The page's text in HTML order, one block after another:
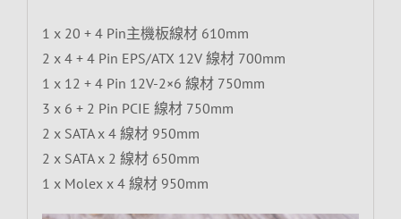
1 x 20 + 4 Pin主機板線材 610mm
2 x 4 + 4 Pin EPS/ATX 12V 線材 700mm
1 x 12 + 4 Pin 12V-2×6 線材 750mm
3 x 6 + 2 Pin PCIE 線材 750mm
2 x SATA x 4 線材 950mm
2 x SATA x 2 線材 650mm
1 x Molex x 4 線材 950mm